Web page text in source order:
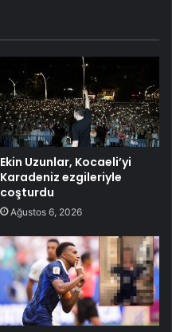
Ekin Uzunlar, Kocaeli’yi
Karadeniz ezgileriyle
coşturdu
Ağustos 6, 2026